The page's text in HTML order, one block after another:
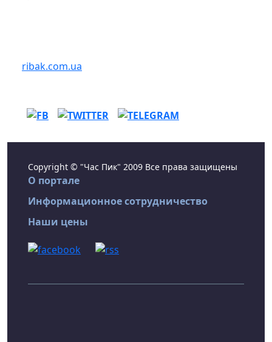
ribak.com.ua
Copyright © "Час Пик" 2009 Все права защищены
О портале
Информационное сотрудничество
Наши цены